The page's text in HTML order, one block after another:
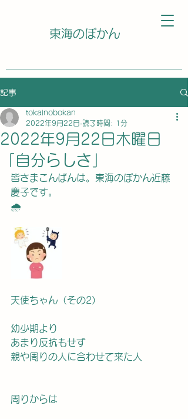
東海のぼかん
記事
2022年9月22日木曜日
「自分らしさ」
tokainobokan
2022年9月22日 読了時間: 1分
皆さまこんばんは。東海のぼかん近藤
慶子です。
🌧
天使ちゃん（その2）
幼少期より
あまり反抗もせず
親や周りの人に合わせて来た人
周りからは